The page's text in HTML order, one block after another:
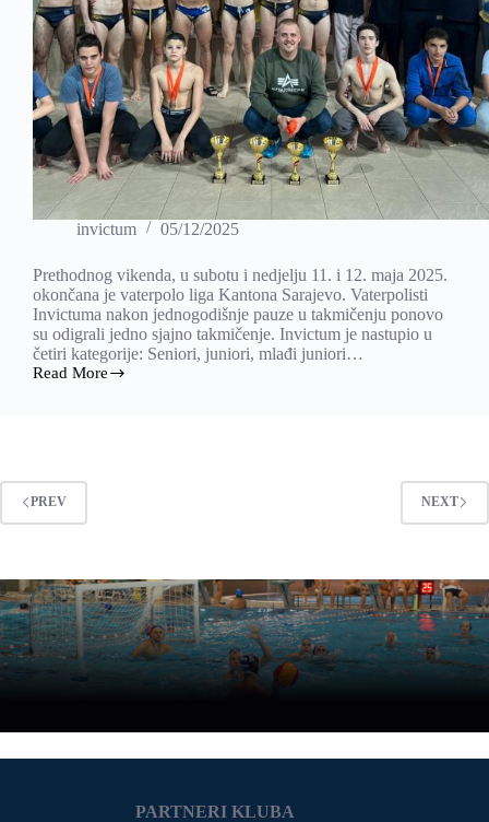
invictum 05/12/2025
Prethodnog vikenda, u subotu i nedjelju 11. i 12. maja 2025.
okončana je vaterpolo liga Kantona Sarajevo. Vaterpolisti
Invictuma nakon jednogodišnje pauze u takmičenju ponovo
su odigrali jedno sjajno takmičenje. Invictum je nastupio u
četiri kategorije: Seniori, juniori, mlađi juniori…
Read More
ZAVRŠENA
PREV NEXT
PARTNERI KLUBA